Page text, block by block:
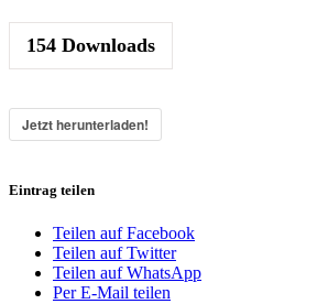
154 Downloads
Jetzt herunterladen!
Eintrag teilen
Teilen auf Facebook
Teilen auf Twitter
Teilen auf WhatsApp
Per E-Mail teilen